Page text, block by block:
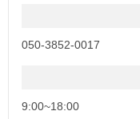
050-3852-0017
9:00~18:00